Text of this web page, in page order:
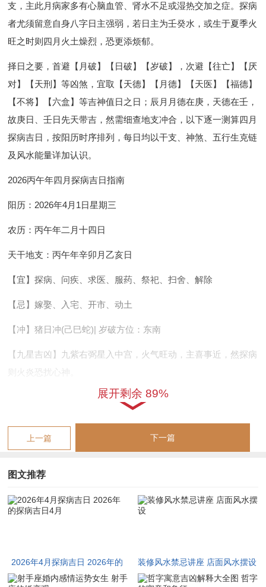
支，主此月病家多有心脑血管、肾水不足或湿热交加之症。探病
者尤须留意自身八字日主强弱，若日主为壬癸水，或生于夏季火
旺之时则四月火土燥烈，恐更添烦郁。
择日之要，首避【月破】【日破】【岁破】，次避【往亡】【厌
对】【天刑】等凶煞，宜取【天德】【月德】【天医】【福德】
【不将】【六盒】等吉神值日之日；辰月月德在庚，天德在壬，
故庚日、壬日先天带吉，然需细查地支冲合，以下逐一测算四月
探病吉日，按阳历时序排列，每日均以干支、神煞、五行生克链
及风水能量详加认识。
2026丙午年四月探病吉日指南
阳历：2026年4月1日星期三
农历：丙午年二月十四日
天干地支：丙午年辛卯月乙亥日
【宜】探病、问疾、求医、服药、祭祀、扫舍、解除
【忌】嫁娶、入宅、开市、动土
【冲】猪日冲(己巳蛇)| 岁破方位：东南
【九星吉凶】九紫右弼星入中宫，火气旺动，主喜事近，然探病
则火炎恐扰心神。
✓强效匹配：探病（乙亥日水木相生，亥为天德合，主病者易得
安抚）、问疾（亥卯半合，疏通郁结）、解除（乙木克卯月旺
✓附加吉兆：扫舍（涤除尘秽，利病家气场）、祭祀（祈禳获
福）
✗次要规避：动土（亥为，动土犯太岁方位）
展开剩余 89%
上一篇 下一篇
图文推荐
2026年4月探病吉日 2026年的
探病吉日4月
装修风水禁忌讲座 店面风水摆设